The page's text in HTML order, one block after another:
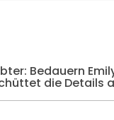
Bedauern
die Details